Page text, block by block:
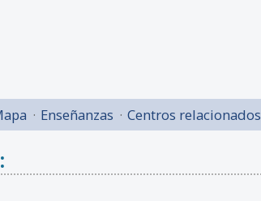
Enseñanzas Centros relacionados